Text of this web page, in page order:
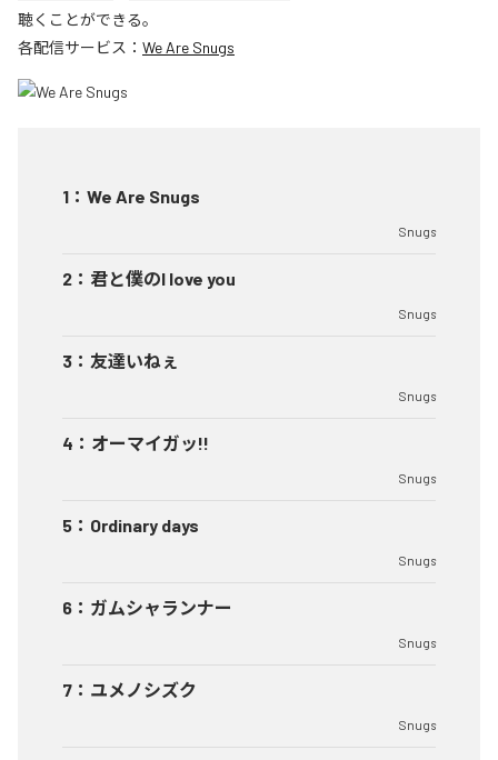
聴くことができる。
各配信サービス： We Are Snugs
1 ： We Are Snugs
Snugs
2 ： 君と僕のI love you
Snugs
3 ： 友達いねぇ
Snugs
4 ： オーマイガッ!!
Snugs
5 ： Ordinary days
Snugs
6 ： ガムシャランナー
Snugs
7 ： ユメノシズク
Snugs